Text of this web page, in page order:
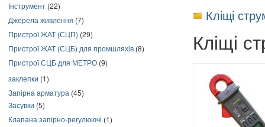
Інструмент (22)
Джерела живлення (7)
Пристрої ЖАТ (СЦП) (29)
Пристрої ЖАТ (СЦБ) для промшляхів (8)
Пристрої СЦБ для МЕТРО (9)
заклепки (1)
Запірна арматура (45)
Засувки (5)
Клапана запірно-регулюючі (1)
Кліщі
Кліщі